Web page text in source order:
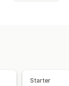
Skicka utskrifter
Starter